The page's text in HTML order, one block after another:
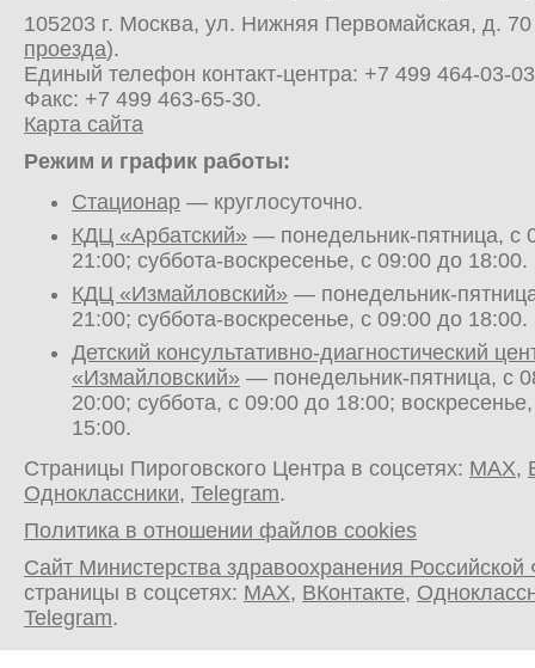
105203 г. Москва, ул. Нижняя Первомайская, д.
проезда).
Единый телефон контакт-центра: +7 499 464-03-03
Факс: +7 499 463-65-30.
Карта сайта
Режим и график работы:
Стационар — круглосуточно.
КДЦ «Арбатский» — понедельник-пятница, с
21:00; суббота-воскресенье, с 09:00 до 18:00.
КДЦ «Измайловский» — понедельник-
21:00; суббота-воскресенье, с 09:00 до 18:00.
Детский консультативно-диагностический
«Измайловский» — понедельник-пятница, с
20:00; суббота, с 09:00 до 18:00;
15:00.
Страницы Пироговского Центра в соцсетях: MAX,
Одноклассники, Telegram.
Политика в отношении файлов cookies
Сайт Министерства здравоохранения
страницы в соцсетях: MAX, ВКонтакте,
Telegram.